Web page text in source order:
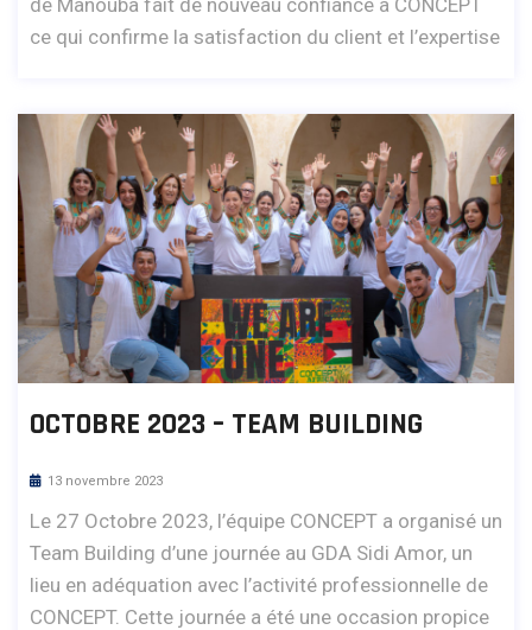
ce qui confirme la satisfaction du client et l’expertise
OCTOBRE 2023 – TEAM BUILDING
13 novembre 2023
Le 27 Octobre 2023, l’équipe CONCEPT a organisé un
Team Building d’une journée au GDA Sidi Amor, un
lieu en adéquation avec l’activité professionnelle de
CONCEPT. Cette journée a été une occasion propice